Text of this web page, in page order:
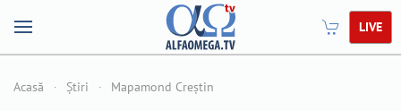
LIVE
Acasă Știri Mapamond Creștin